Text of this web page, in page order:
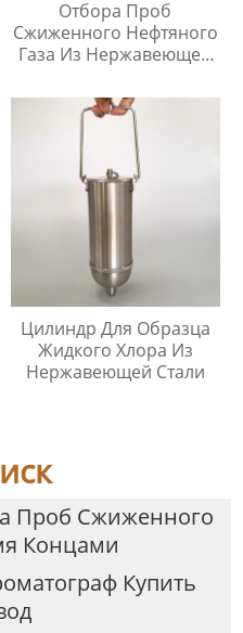
Отбора Проб
Сжиженного Нефтяного
Газа Из Нержавеющей
Быстрого Соединителя
Цилиндр Для Образца
Жидкого Хлора Из
Нержавеющей Стали
Проб Сжиженного
Концами
Купить